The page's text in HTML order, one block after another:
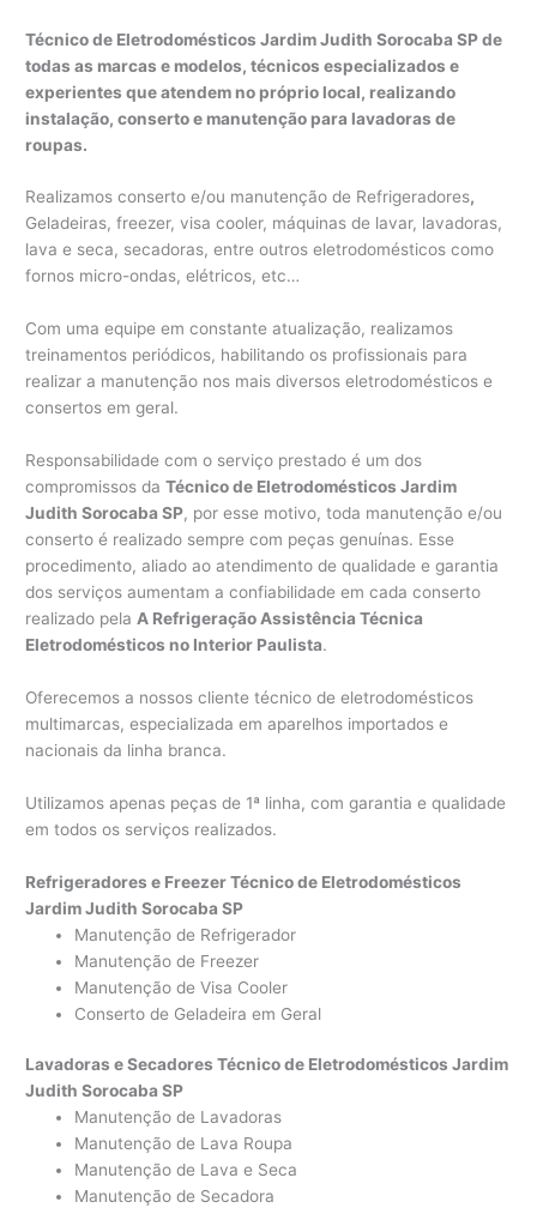
Técnico de Eletrodomésticos Jardim Judith Sorocaba SP de
todas as marcas e modelos, técnicos especializados e
experientes que atendem no próprio local, realizando
instalação, conserto e manutenção para lavadoras de
roupas.
Realizamos conserto e/ou manutenção de Refrigeradores,
Geladeiras, freezer, visa cooler, máquinas de lavar, lavadoras,
lava e seca, secadoras, entre outros eletrodomésticos como
fornos micro-ondas, elétricos, etc…
Com uma equipe em constante atualização, realizamos
treinamentos periódicos, habilitando os profissionais para
realizar a manutenção nos mais diversos eletrodomésticos e
consertos em geral.
Responsabilidade com o serviço prestado é um dos
compromissos daTécnico de Eletrodomésticos Jardim
Judith Sorocaba SP, por esse motivo, toda manutenção e/ou
conserto é realizado sempre com peças genuínas. Esse
procedimento, aliado ao atendimento de qualidade e garantia
dos serviços aumentam a confiabilidade em cada conserto
realizado pela A Refrigeração Assistência Técnica
Eletrodomésticos no Interior Paulista.
Oferecemos a nossos cliente técnico de eletrodomésticos
multimarcas, especializada em aparelhos importados e
nacionais da linha branca.
Utilizamos apenas peças de 1ª linha, com garantia e qualidade
em todos os serviços realizados.
Refrigeradores e Freezer Técnico de Eletrodomésticos
Jardim Judith Sorocaba SP
Manutenção de Refrigerador
Manutenção de Freezer
Manutenção de Visa Cooler
Conserto de Geladeira em Geral
Lavadoras e Secadores Técnico de Eletrodomésticos Jardim
Judith Sorocaba SP
Manutenção de Lavadoras
Manutenção de Lava Roupa
Manutenção de Lava e Seca
Manutenção de Secadora